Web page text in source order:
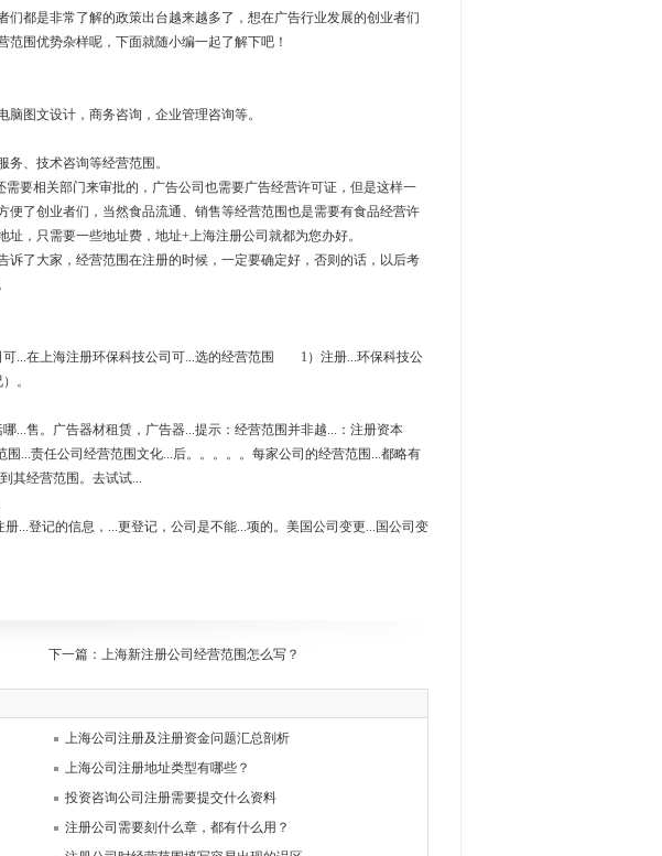
都是非常了解的政策出台越来越多了，想在广告行业发展的创业者们
围优势杂样呢，下面就随小编一起了解下吧！
图文设计，商务咨询，企业管理咨询等。
、技术咨询等经营范围。
相关部门来审批的，广告公司也需要广告经营许可证，但是这样一
了创业者们，当然食品流通、销售等经营范围也是需要有食品经营许
，只需要一些地址费，地址+上海注册公司就都为您办好。
了大家，经营范围在注册的时候，一定要确定好，否则的话，以后考
可...在上海注册环保科技公司可...选的经营范围 1）注册...环保科技公
。
...售。广告器材租赁，广告器...提示：经营范围并非越...：注册资本
...责任公司经营范围文化...后。。。。。每家公司的经营范围...都略有
其经营范围。去试试...
...登记的信息，...更登记，公司是不能...项的。美国公司变更...国公司变
下一篇： 上海新注册公司经营范围怎么写？
上海公司注册及注册资金问题汇总剖析
上海公司注册地址类型有哪些？
投资咨询公司注册需要提交什么资料
注册公司需要刻什么章，都有什么用？